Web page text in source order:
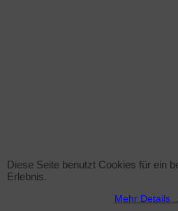
Nein, das verwendete Licht ist UV-
Diese Seite benutzt Cookies für ein
Erlebnis.
Mehr Details ...